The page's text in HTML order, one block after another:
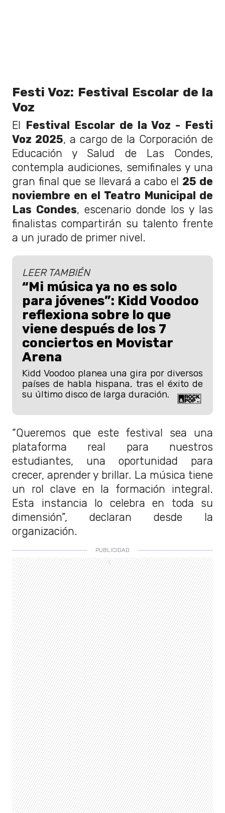
Festi Voz: Festival Escolar de la
Voz
El Festival Escolar de la Voz - Festi
Voz 2025, a cargo de la Corporación de
Educación y Salud de Las Condes,
contempla audiciones, semifinales y una
gran final que se llevará a cabo el 25 de
noviembre en el Teatro Municipal de
Las Condes, escenario donde los y las
finalistas compartirán su talento frente
a un jurado de primer nivel.
LEER TAMBIÉN
“Mi música ya no es solo
para jóvenes”: Kidd Voodoo
reflexiona sobre lo que
viene después de los 7
conciertos en Movistar
Arena
Kidd Voodoo planea una gira por diversos
países de habla hispana, tras el éxito de
su último disco de larga duración.
“Queremos que este festival sea una
plataforma real para nuestros
estudiantes, una oportunidad para
crecer, aprender y brillar. La música tiene
un rol clave en la formación integral.
Esta instancia lo celebra en toda su
dimensión”, declaran desde la
organización.